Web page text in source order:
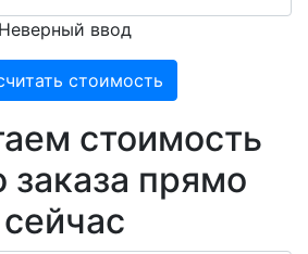
Неверный ввод
стоимость
стоимость
заказа прямо
сейчас